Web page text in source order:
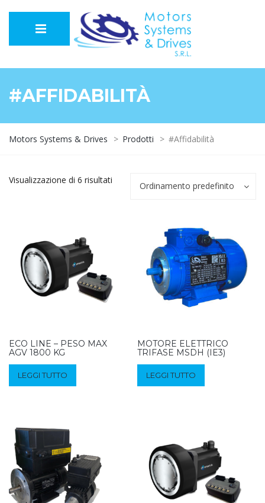
#AFFIDABILITÀ
Motors Systems & Drives > Prodotti > #Affidabilità
Visualizzazione di 6 risultati
Ordinamento predefinito
ECO LINE – PESO MAX
AGV 1800 KG
LEGGI TUTTO
MOTORE ELETTRICO
TRIFASE MSDH (IE3)
LEGGI TUTTO